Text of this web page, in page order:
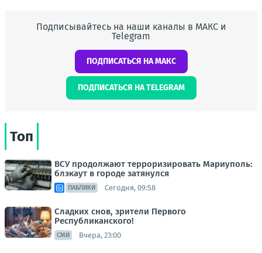
Подписывайтесь на наши каналы в МАКС и
Telegram
ПОДПИСАТЬСЯ НА МАКС
ПОДПИСАТЬСЯ НА TELEGRAM
Топ
ВСУ продолжают терроризировать Мариуполь:
блэкаут в городе затянулся
ПАБЛИКИ Сегодня, 09:58
Сладких снов, зрители Первого
Республиканского!
СМИ Вчера, 23:00